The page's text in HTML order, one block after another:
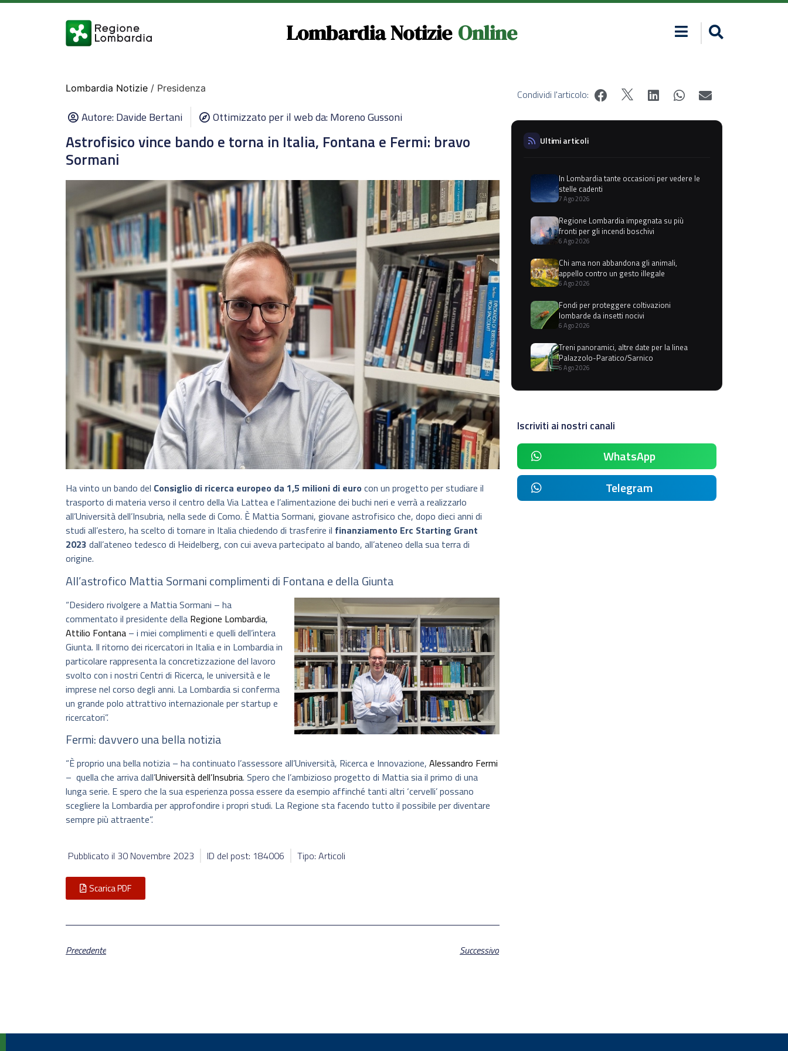
Lombardia Notizie Online
Lombardia Notizie / Presidenza
Autore:Davide Bertani Ottimizzato per il web da: Moreno Gussoni
Astrofisico vince bando e torna in Italia, Fontana e Fermi: bravo
Sormani
Ha vinto un bando del Consiglio di ricerca europeo da 1,5 milioni di euro con un progetto per studiare il
trasporto di materia verso il centro della Via Lattea e l’alimentazione dei buchi neri e verrà a realizzarlo
all’Università dell’Insubria, nella sede di Como. È Mattia Sormani, giovane astrofisico che, dopo dieci anni di
studi all’estero, ha scelto di tornare in Italia chiedendo di trasferire il finanziamento Erc Starting Grant
2023 dall’ateneo tedesco di Heidelberg, con cui aveva partecipato al bando, all’ateneo della sua terra di
origine.
All’astrofico Mattia Sormani complimenti di Fontana e della Giunta
“Desidero rivolgere a Mattia Sormani – ha
commentato il presidente della Regione Lombardia,
Attilio Fontana – i miei complimenti e quelli dell’intera
Giunta. Il ritorno dei ricercatori in Italia e in Lombardia in
particolare rappresenta la concretizzazione del lavoro
svolto con i nostri Centri di Ricerca, le università e le
imprese nel corso degli anni. La Lombardia si conferma
un grande polo attrattivo internazionale per startup e
ricercatori”.
Fermi: davvero una bella notizia
“È proprio una bella notizia – ha continuato l’assessore all’Università, Ricerca e Innovazione, Alessandro Fermi
– quella che arriva dall’Università dell’Insubria. Spero che l’ambizioso progetto di Mattia sia il primo di una
lunga serie. E spero che la sua esperienza possa essere da esempio affinché tanti altri ‘cervelli’ possano
scegliere la Lombardia per approfondire i propri studi. La Regione sta facendo tutto il possibile per diventare
sempre più attraente”.
Pubblicato il 30 Novembre 2023 ID del post: 184006 Tipo: Articoli
Scarica PDF
Precedente Successivo
Condividi l'articolo:
Ultimi articoli
In Lombardia tante occasioni per vedere le
stelle cadenti
7 Ago 2026
Regione Lombardia impegnata su più
fronti per gli incendi boschivi
6 Ago 2026
Chi ama non abbandona gli animali,
appello contro un gesto illegale
6 Ago 2026
Fondi per proteggere coltivazioni
lombarde da insetti nocivi
6 Ago 2026
Treni panoramici, altre date per la linea
Palazzolo-Paratico/Sarnico
6 Ago 2026
Iscriviti ai nostri canali
WhatsApp
Telegram